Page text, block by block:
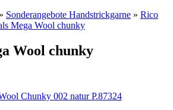
» Sonderangebote Handstrickgarne » Rico
Mega Wool chunky
Wool chunky
Chunky 002 natur P.87324